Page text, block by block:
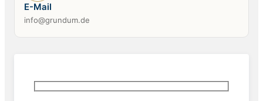
E-Mail
info@grundum.de